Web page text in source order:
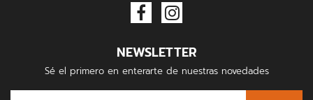
NEWSLETTER
Sé el primero en enterarte de nuestras novedades